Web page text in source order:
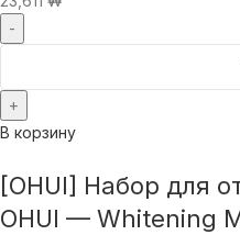
В корзину
[OHUI] Набор для
OHUI — Whitening